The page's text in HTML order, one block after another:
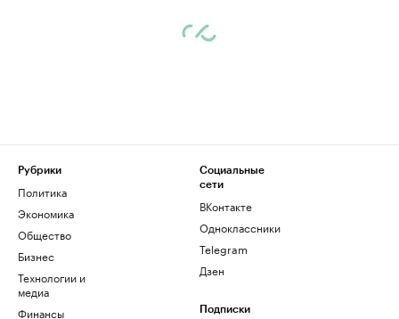
Рубрики
Политика
Экономика
Общество
Бизнес
Технологии и
медиа
Финансы
Социальные
сети
ВКонтакте
Одноклассники
Telegram
Дзен
Подписки